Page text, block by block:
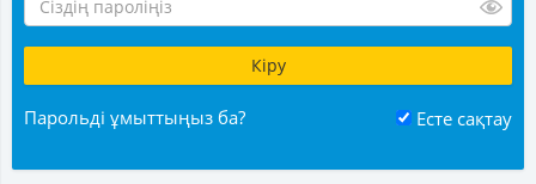
Парольді ұмыттыңыз ба? Есте сақтау